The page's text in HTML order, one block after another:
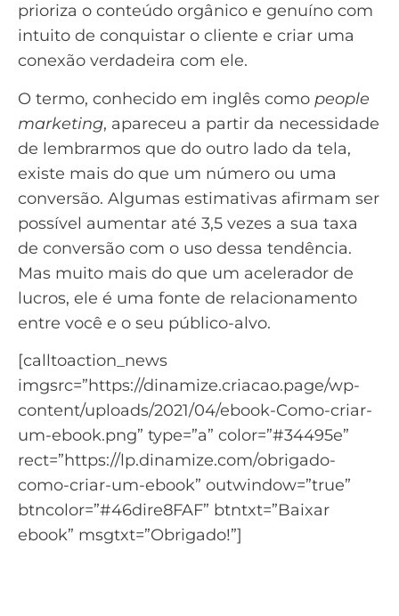
prioriza o conteúdo orgânico e genuíno com
intuito de conquistar o cliente e criar uma
conexão verdadeira com ele.
O termo, conhecido em inglês como people
marketing, apareceu a partir da necessidade
de lembrarmos que do outro lado da tela,
existe mais do que um número ou uma
conversão. Algumas estimativas afirmam ser
possível aumentar até 3,5 vezes a sua taxa
de conversão com o uso dessa tendência.
Mas muito mais do que um acelerador de
lucros, ele é uma fonte de relacionamento
entre você e o seu público-alvo.
[calltoaction_news
imgsrc=”https://dinamize.criacao.page/wp-
content/uploads/2021/04/ebook-Como-criar-
um-ebook.png” type=”a” color=”#34495e”
rect=”https://lp.dinamize.com/obrigado-
como-criar-um-ebook” outwindow=”true”
btncolor=”#46dire8FAF” btntxt=”Baixar
ebook” msgtxt=”Obrigado!”]